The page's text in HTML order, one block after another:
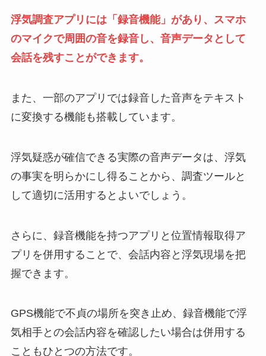
浮気調査アプリには「録音機能」があり、スマホ
のマイクで周囲の音を録音し、音声データとして
会話を残すことができます。
また、一部のアプリでは録音した音声をテキスト
に変換する機能も搭載しています。
浮気疑惑が確信できる実際の音声データは、浮気
の事実を明らかにし得ることから、調査ツールと
して適切に活用するとよいでしょう。
さらに、録音機能を持つアプリと位置情報取得ア
プリを併用することで、会話内容と浮気現場を把
握できます。
GPS機能で不貞の場所を突き止め、録音機能で浮
気相手との会話内容を確認したい場合は併用する
こともひとつの方法です。